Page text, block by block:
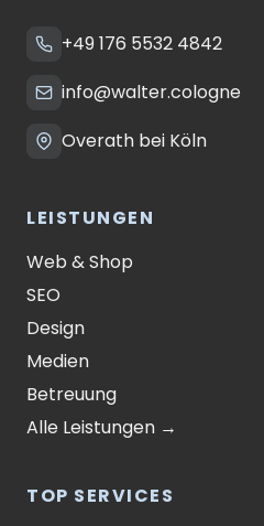
+49 176 5532 4842
info@walter.cologne
Overath bei Köln
LEISTUNGEN
Web & Shop
SEO
Design
Medien
Betreuung
Alle Leistungen →
TOP SERVICES